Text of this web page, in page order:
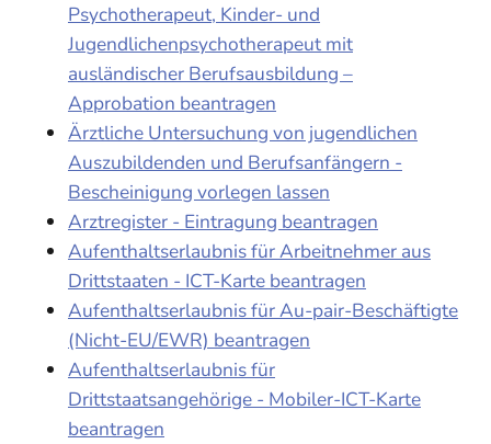
Psychotherapeut, Kinder- und
Jugendlichenpsychotherapeut mit
ausländischer Berufsausbildung –
Approbation beantragen
Ärztliche Untersuchung von jugendlichen
Auszubildenden und Berufsanfängern -
Bescheinigung vorlegen lassen
Arztregister - Eintragung beantragen
Aufenthaltserlaubnis für Arbeitnehmer aus
Drittstaaten - ICT-Karte beantragen
Aufenthaltserlaubnis für Au-pair-Beschäftigte
(Nicht-EU/EWR) beantragen
Aufenthaltserlaubnis für
Drittstaatsangehörige - Mobiler-ICT-Karte
beantragen